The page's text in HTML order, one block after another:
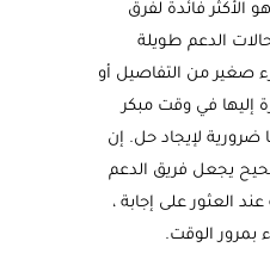
الأكثر فائدة لفرق
الدعم طويلة
صغير من التفاصيل أو
إليها في وقت مبكر
ضرورية لإيجاد حل. إن
يجعل فريق الدعم
العثور على إجابة ،
بمرور الوقت.